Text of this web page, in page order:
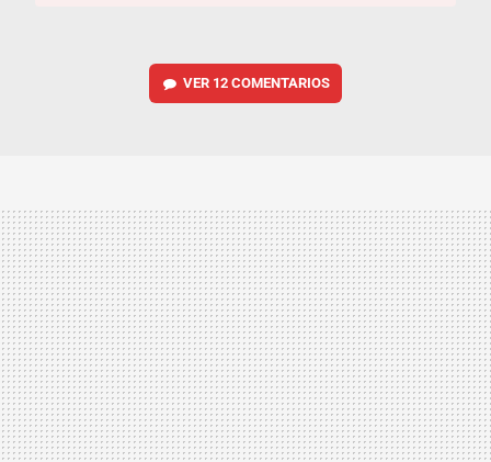
VER 12 COMENTARIOS